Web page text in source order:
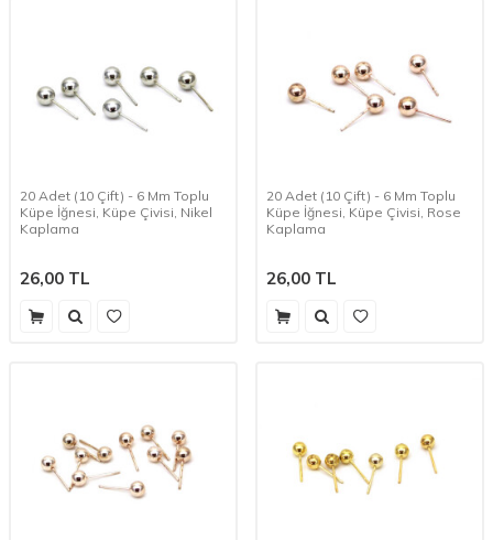
20 Adet (10 Çift) - 6 Mm Toplu
Küpe İğnesi, Küpe Çivisi, Nikel
Kaplama
26,00 TL
20 Adet (10 Çift) - 6 Mm Toplu
Küpe İğnesi, Küpe Çivisi, Rose
Kaplama
26,00 TL